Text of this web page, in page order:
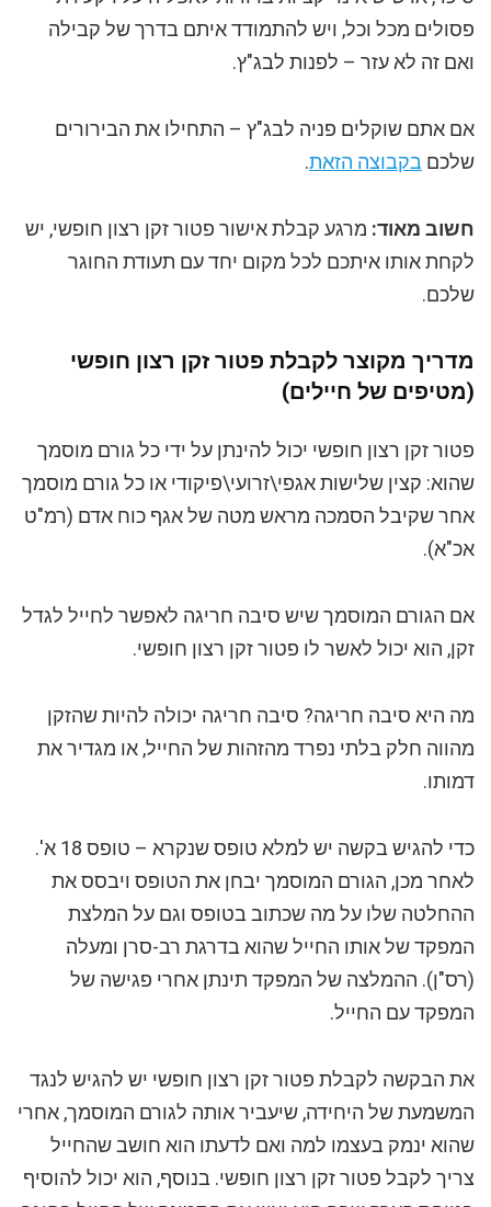
פסולים מכל וכל, ויש להתמודד איתם בדרך של קבילה
ואם זה לא עזר – לפנות לבג"ץ.
אם אתם שוקלים פניה לבג"ץ – התחילו את הבירורים
שלכם בקבוצה הזאת.
חשוב מאוד: מרגע קבלת אישור פטור זקן רצון חופשי, יש
לקחת אותו איתכם לכל מקום יחד עם תעודת החוגר
שלכם.
מדריך מקוצר לקבלת פטור זקן רצון חופשי
(מטיפים של חיילים)
פטור זקן רצון חופשי יכול להינתן על ידי כל גורם מוסמך
שהוא: קצין שלישות אגפי\זרועי\פיקודי או כל גורם מוסמך
אחר שקיבל הסמכה מראש מטה של אגף כוח אדם (רמ"ט
אכ"א).
אם הגורם המוסמך שיש סיבה חריגה לאפשר לחייל לגדל
זקן, הוא יכול לאשר לו פטור זקן רצון חופשי.
מה היא סיבה חריגה? סיבה חריגה יכולה להיות שהזקן
מהווה חלק בלתי נפרד מהזהות של החייל, או מגדיר את
דמותו.
כדי להגיש בקשה יש למלא טופס שנקרא – טופס 18 א'.
לאחר מכן, הגורם המוסמך יבחן את הטופס ויבסס את
ההחלטה שלו על מה שכתוב בטופס וגם על המלצת
המפקד של אותו החייל שהוא בדרגת רב-סרן ומעלה
(רס"ן). ההמלצה של המפקד תינתן אחרי פגישה של
המפקד עם החייל.
את הבקשה לקבלת פטור זקן רצון חופשי יש להגיש לנגד
המשמעת של היחידה, שיעביר אותה לגורם המוסמך, אחרי
שהוא ינמק בעצמו למה ואם לדעתו הוא חושב שהחייל
צריך לקבל פטור זקן רצון חופשי. בנוסף, הוא יכול להוסיף